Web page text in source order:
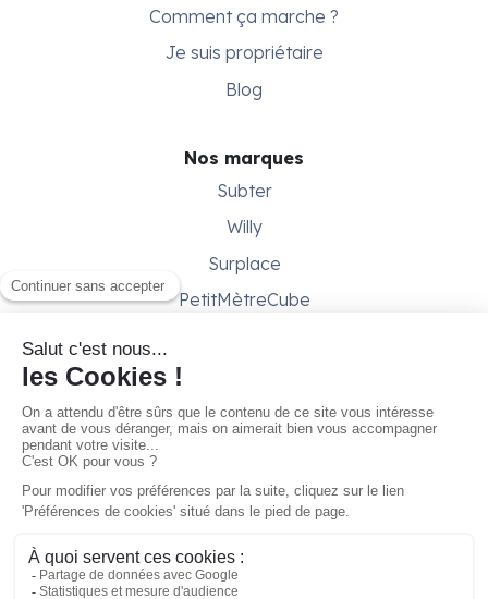
Comment ça marche ?
Je suis propriétaire
Blog
Nos marques
Subter
Willy
Surplace
PetitMètreCube
Besoin d'aide ?
Conditions générales
Gestion des cookies